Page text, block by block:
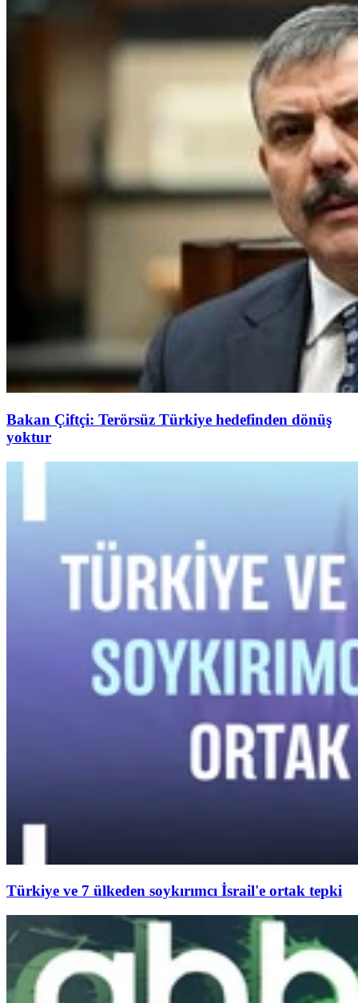
Bakan Çiftçi: Terörsüz Türkiye hedefinden dönüş
yoktur
Türkiye ve 7 ülkeden soykırımcı İsrail'e ortak tepki